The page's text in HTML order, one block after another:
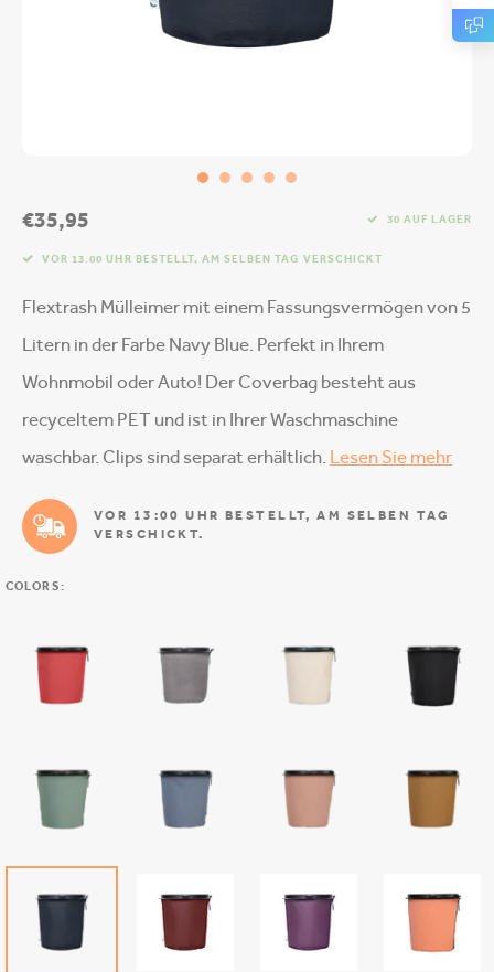
€35,95 30 AUF LAGER
VOR 13.00 UHR BESTELLT, AM SELBEN TAG VERSCHICKT
Flextrash Mülleimer mit einem Fassungsvermögen von 5
Litern in der Farbe Navy Blue. Perfekt in Ihrem
Wohnmobil oder Auto! Der Coverbag besteht aus
recyceltem PET und ist in Ihrer Waschmaschine
waschbar. Clips sind separat erhältlich. Lesen Sie mehr
VOR 13:00 UHR BESTELLT, AM SELBEN TAG
VERSCHICKT.
COLORS: